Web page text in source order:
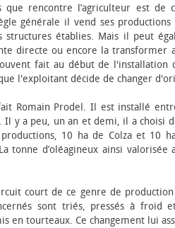
que rencontre l’agriculteur est de
générale il vend ses
structures établies. Mais il peut
directe ou encore la transformer
fait au début de l'installation
l'exploitant décide de changer
Romain Prodel. Il est installé
Il y a peu, un an et demi, il a choisi
10 ha de Colza et 10
tonne d’oléagineux ainsi
court de ce genre de
sont triés, pressés à froid
en tourteaux. Ce changement lui